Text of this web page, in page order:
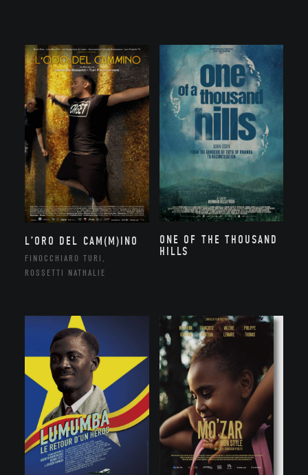
L’ORO DEL CAM(M)INO
FINOCCHIARO TURI,
ROSSETTI NATHALIE
ONE OF THE THOUSAND
HILLS